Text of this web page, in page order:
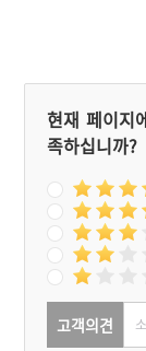
현재 페이지
족하십니까?
고객의견